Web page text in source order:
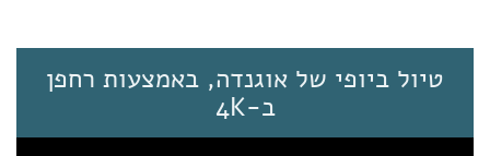
טיול ביופי של אוגנדה, באמצעות רחפן
ב-4K